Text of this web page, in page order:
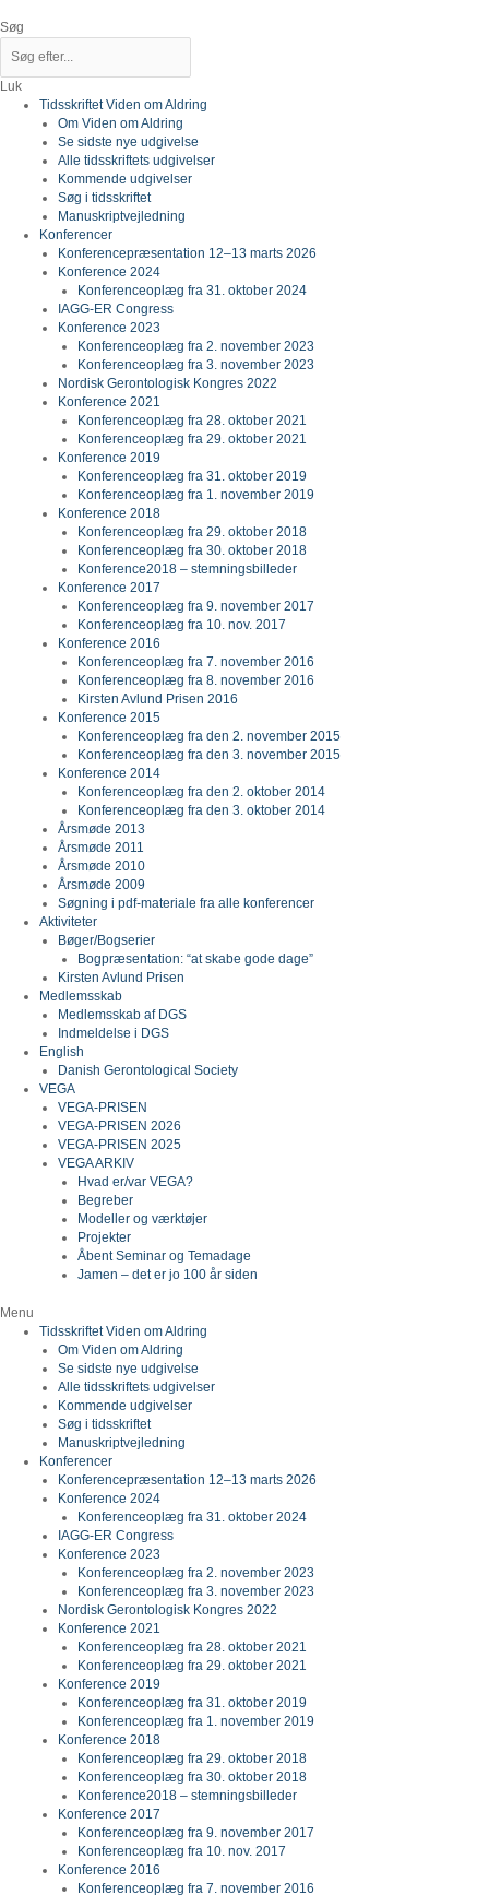
til
Søg
Luk
Tidsskriftet Viden om Aldring
Om Viden om Aldring
Se sidste nye udgivelse
Alle tidsskriftets udgivelser
Kommende udgivelser
Søg i tidsskriftet
Manuskriptvejledning
Konferencer
Konferencepræsentation 12–13 marts 2026
Konference 2024
Konferenceoplæg fra 31. oktober 2024
IAGG-ER Congress
Konference 2023
Konferenceoplæg fra 2. november 2023
Konferenceoplæg fra 3. november 2023
Nordisk Gerontologisk Kongres 2022
Konference 2021
Konferenceoplæg fra 28. oktober 2021
Konferenceoplæg fra 29. oktober 2021
Konference 2019
Konferenceoplæg fra 31. oktober 2019
Konferenceoplæg fra 1. november 2019
Konference 2018
Konferenceoplæg fra 29. oktober 2018
Konferenceoplæg fra 30. oktober 2018
Konference2018 – stemningsbilleder
Konference 2017
Konferenceoplæg fra 9. november 2017
Konferenceoplæg fra 10. nov. 2017
Konference 2016
Konferenceoplæg fra 7. november 2016
Konferenceoplæg fra 8. november 2016
Kirsten Avlund Prisen 2016
Konference 2015
Konferenceoplæg fra den 2. november 2015
Konferenceoplæg fra den 3. november 2015
Konference 2014
Konferenceoplæg fra den 2. oktober 2014
Konferenceoplæg fra den 3. oktober 2014
Årsmøde 2013
Årsmøde 2011
Årsmøde 2010
Årsmøde 2009
Søgning i pdf-materiale fra alle konferencer
Aktiviteter
Bøger/Bogserier
Bogpræsentation: “at skabe gode dage”
Kirsten Avlund Prisen
Medlemsskab
Medlemsskab af DGS
Indmeldelse i DGS
English
Danish Gerontological Society
VEGA
VEGA-PRISEN
VEGA-PRISEN 2026
VEGA-PRISEN 2025
VEGA ARKIV
Hvad er/var VEGA?
Begreber
Modeller og værktøjer
Projekter
Åbent Seminar og Temadage
Jamen – det er jo 100 år siden
Menu
Tidsskriftet Viden om Aldring
Om Viden om Aldring
Se sidste nye udgivelse
Alle tidsskriftets udgivelser
Kommende udgivelser
Søg i tidsskriftet
Manuskriptvejledning
Konferencer
Konferencepræsentation 12–13 marts 2026
Konference 2024
Konferenceoplæg fra 31. oktober 2024
IAGG-ER Congress
Konference 2023
Konferenceoplæg fra 2. november 2023
Konferenceoplæg fra 3. november 2023
Nordisk Gerontologisk Kongres 2022
Konference 2021
Konferenceoplæg fra 28. oktober 2021
Konferenceoplæg fra 29. oktober 2021
Konference 2019
Konferenceoplæg fra 31. oktober 2019
Konferenceoplæg fra 1. november 2019
Konference 2018
Konferenceoplæg fra 29. oktober 2018
Konferenceoplæg fra 30. oktober 2018
Konference2018 – stemningsbilleder
Konference 2017
Konferenceoplæg fra 9. november 2017
Konferenceoplæg fra 10. nov. 2017
Konference 2016
Konferenceoplæg fra 7. november 2016